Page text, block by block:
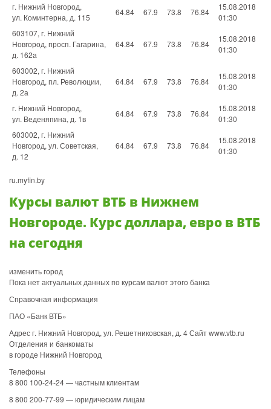
г. Нижний Новгород,
ул. Коминтерна, д. 115
64.84 67.9 73.8 76.84
15.08.2018
01:30
603107, г. Нижний
Новгород, просп. Гагарина,
д. 162а
64.84 67.9 73.8 76.84
15.08.2018
01:30
603002, г. Нижний
Новгород, пл. Революции,
д. 2а
64.84 67.9 73.8 76.84
15.08.2018
01:30
г. Нижний Новгород,
ул. Веденяпина, д. 1в
64.84 67.9 73.8 76.84
15.08.2018
01:30
603002, г. Нижний
Новгород, ул. Советская,
д. 12
64.84 67.9 73.8 76.84
15.08.2018
01:30
ru.myfin.by
Курсы валют ВТБ в Нижнем
Новгороде. Курс доллара, евро в ВТБ
на сегодня
изменить город
Пока нет актуальных данных по курсам валют этого банка
Справочная информация
ПАО «Банк ВТБ»
Адрес г. Нижний Новгород, ул. Решетниковская, д. 4 Сайт www.vtb.ru
Отделения и банкоматы
в городе Нижний Новгород
Телефоны
8 800 100-24-24 — частным клиентам
8 800 200-77-99 — юридическим лицам